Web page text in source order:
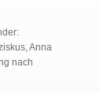
Anna
nach